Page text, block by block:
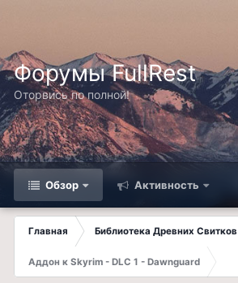
Форумы FullRest
Оторвись по полной!
Обзор Активность
Главная Библиотека Древних Свитков
Аддон к Skyrim - DLC 1 - Dawnguard